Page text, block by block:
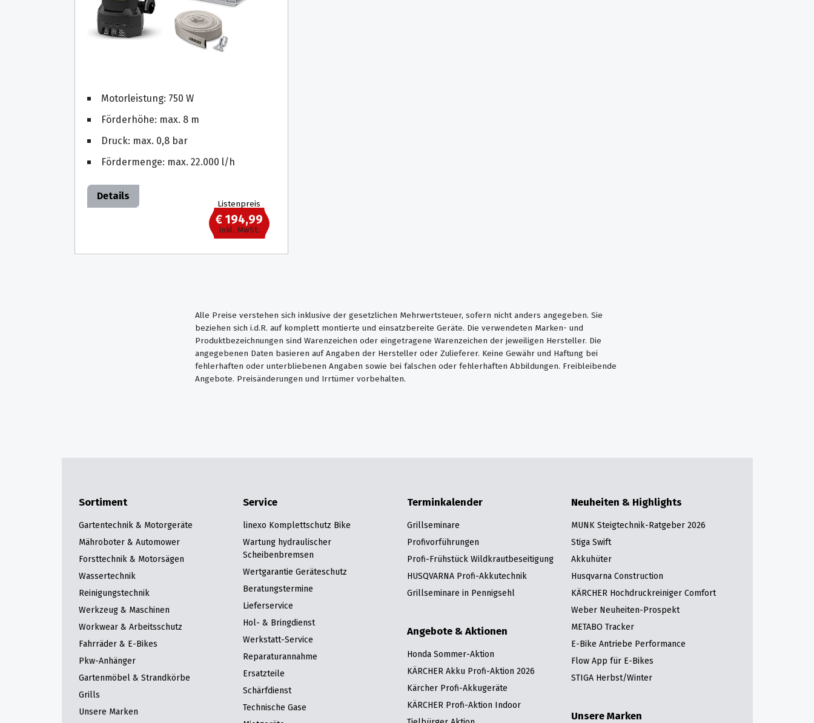
Motorleistung: 750 W
Förderhöhe: max. 8 m
Druck: max. 0,8 bar
Fördermenge: max. 22.000 l/h
Details
Listenpreis
€ 194,99
inkl. MwSt.
Alle Preise verstehen sich inklusive der gesetzlichen Mehrwertsteuer, sofern nicht anders angegeben. Sie
beziehen sich i.d.R. auf komplett montierte und einsatzbereite Geräte. Die verwendeten Marken- und
Produktbezeichnungen sind Warenzeichen oder eingetragene Warenzeichen der jeweiligen Hersteller. Die
angegebenen Daten basieren auf Angaben der Hersteller oder Zulieferer. Keine Gewähr und Haftung bei
fehlerhaften oder unterbliebenen Angaben sowie bei falschen oder fehlerhaften Abbildungen. Freibleibende
Angebote. Preisänderungen und Irrtümer vorbehalten.
Sortiment
Gartentechnik & Motorgeräte
Mähroboter & Automower
Forsttechnik & Motorsägen
Wassertechnik
Reinigungstechnik
Werkzeug & Maschinen
Workwear & Arbeitsschutz
Fahrräder & E-Bikes
Pkw-Anhänger
Gartenmöbel & Strandkörbe
Grills
Unsere Marken
Service
linexo Komplettschutz Bike
Wartung hydraulischer
Scheibenbremsen
Wertgarantie Geräteschutz
Beratungstermine
Lieferservice
Hol- & Bringdienst
Werkstatt-Service
Reparaturannahme
Ersatzteile
Schärfdienst
Technische Gase
Terminkalender
Grillseminare
Profivorführungen
Profi-Frühstück Wildkrautbeseitigung
HUSQVARNA Profi-Akkutechnik
Grillseminare in Pennigsehl
Angebote & Aktionen
Honda Sommer-Aktion
KÄRCHER Akku Profi-Aktion 2026
Kärcher Profi-Akkugeräte
KÄRCHER Profi-Aktion Indoor
Neuheiten & Highlights
MUNK Steigtechnik-Ratgeber 2026
Stiga Swift
Akkuhüter
Husqvarna Construction
KÄRCHER Hochdruckreiniger Comfort
Weber Neuheiten-Prospekt
METABO Tracker
E-Bike Antriebe Performance
Flow App für E-Bikes
STIGA Herbst/Winter
Unsere Marken